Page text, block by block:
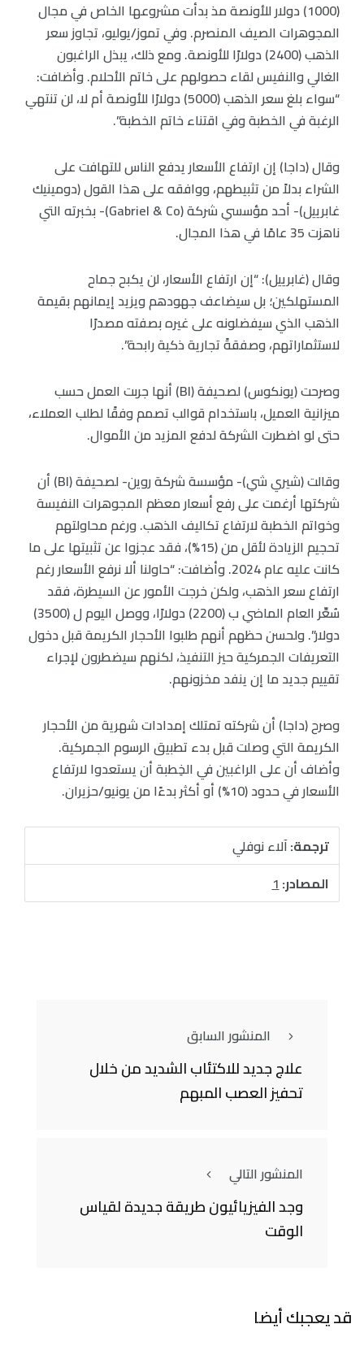
(1000) دولار للأونصة مذ بدأت مشروعها الخاص في مجال
المجوهرات الصيف المنصرم. وفي تموز/يوليو، تجاوز سعر
الذهب (2400) دولارًا للأونصة. ومع ذلك، يبذل الراغبون
الغالي والنفيس لقاء حصولهم على خاتم الأحلام. وأضافت:
“سواء بلغ سعر الذهب (5000) دولارًا للأونصة أم لا، لن تنتهي
الرغبة في الخطبة وفي اقتناء خاتم الخطبة”.
وقال (داجا) إن ارتفاع الأسعار يدفع الناس للتهافت على
الشراء بدلاً من تثبيطهم، ووافقه على هذا القول (دومينيك
غابرييل)- أحد مؤسسي شركة (Gabriel & Co)- بخبرته التي
ناهزت 35 عامًا في هذا المجال.
وقال (غابرييل): “إن ارتفاع الأسعار، لن يكبح جماح
المستهلكين؛ بل سيضاعف جهودهم ويزيد إيمانهم بقيمة
الذهب الذي سيفضلونه على غيره بصفته مصدرًا
لاستثماراتهم، وصفقةً تجارية ذكية رابحة”.
وصرحت (يونكوس) لصحيفة (BI) أنها جربت العمل حسب
ميزانية العميل، باستخدام قوالب تصمم وفقًا لطلب العملاء،
حتى لو اضطرت الشركة لدفع المزيد من الأموال.
وقالت (شيري شي)- مؤسسة شركة روين- لصحيفة (BI) أن
شركتها أرغمت على رفع أسعار معظم المجوهرات النفيسة
وخواتم الخطبة لارتفاع تكاليف الذهب. ورغم محاولتهم
تحجيم الزيادة لأقل من (15%)، فقد عجزوا عن تثبيتها على ما
كانت عليه عام 2024. وأضافت: “حاولنا ألا نرفع الأسعار رغم
ارتفاع سعر الذهب، ولكن خرجت الأمور عن السيطرة، فقد
سُعِّر العام الماضي ب (2200) دولارًا، ووصل اليوم ل (3500)
دولار”. ولحسن حظهم أنهم طلبوا الأحجار الكريمة قبل دخول
التعريفات الجمركية حيز التنفيذ، لكنهم سيضطرون لإجراء
تقييم جديد ما إن ينفد مخزونهم.
وصرح (داجا) أن شركته تمتلك إمدادات شهرية من الأحجار
الكريمة التي وصلت قبل بدء تطبيق الرسوم الجمركية.
وأضاف أن على الراغبين في الخِطبة أن يستعدوا لارتفاع
الأسعار في حدود (10%) أو أكثر بدءًا من يونيو/حزيران.
ترجمة:آلاء نوفلي
المصادر:1
المنشور السابق
علاج جديد للاكتئاب الشديد من خلال
تحفيز العصب المبهم
المنشور التالي
وجد الفيزيائيون طريقة جديدة لقياس
الوقت
قد يعجبك أيضا